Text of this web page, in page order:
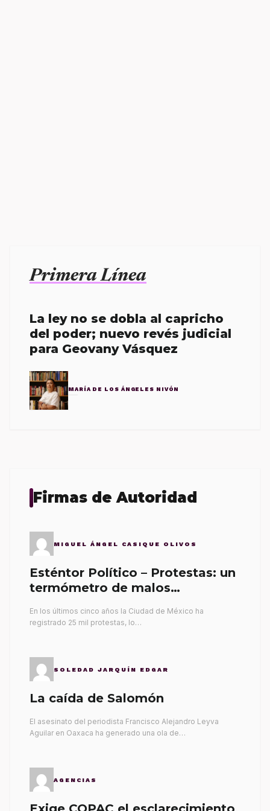
Primera Línea
La ley no se dobla al capricho
del poder; nuevo revés judicial
para Geovany Vásquez
MARÍA DE LOS ÁNGELES NIVÓN
Firmas de Autoridad
MIGUEL ÁNGEL CASIQUE OLIVOS
Esténtor Político – Protestas: un
termómetro de malos
En los últimos cinco años la Ciudad de México ha
registrado 25 mil protestas, lo…
SOLEDAD JARQUÍN EDGAR
La caída de Salomón
El asesinato del periodista Francisco Alejandro Leyva
Aguilar en Oaxaca ha generado una ola de…
AGENCIAS